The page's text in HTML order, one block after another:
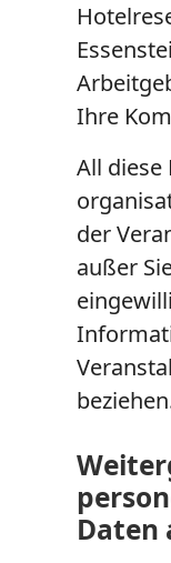
Ihre
All diese
der
außer
Daten